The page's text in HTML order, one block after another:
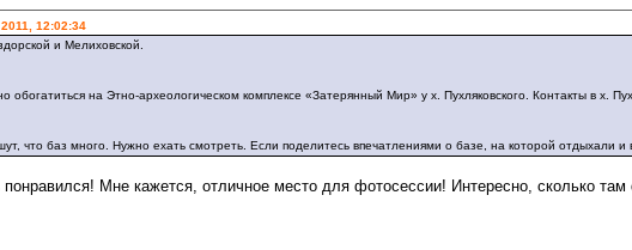
12:02:34
и Мелиховской.
обогатиться на Этно-археологическом комплексе «Затерянный Мир» у х. Пухляковского. Контакты в
что баз много. Нужно ехать смотреть. Если поделитесь впечатлениями о базе, на которой отдыхали
Мне кажется, отличное место для фотосессии! Интересно, сколько